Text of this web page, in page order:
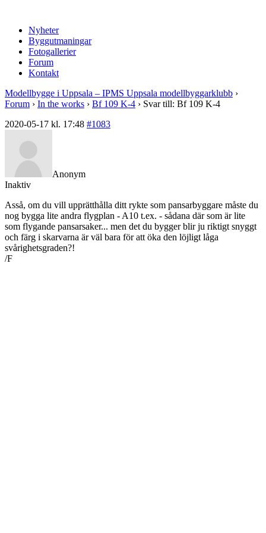
Nyheter
Byggutmaningar
Fotogallerier
Forum
Kontakt
Modellbygge i Uppsala – IPMS Uppsala modellbyggarklubb ›
Forum › In the works › Bf 109 K-4 › Svar till: Bf 109 K-4
2020-05-17 kl. 17:48 #1083
Anonym
Inaktiv
Asså, om du vill upprätthålla ditt rykte som pansarbyggare måste du
nog bygga lite andra flygplan - A10 t.ex. - sådana där som är lite
som flygande pansarsaker... men det du bygger blir ju riktigt snyggt
och färg i skarvarna är väl bara för att öka den löjligt låga
svårighetsgraden?!
/F